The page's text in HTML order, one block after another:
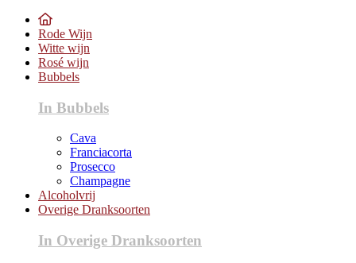
Rode Wijn
Witte wijn
Rosé wijn
Bubbels
In Bubbels
Cava
Franciacorta
Prosecco
Champagne
Alcoholvrij
Overige Dranksoorten
In Overige Dranksoorten